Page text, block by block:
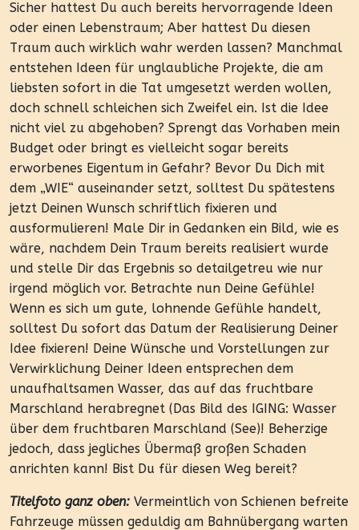
Sicher hattest Du auch bereits hervorragende Ideen
oder einen Lebenstraum; Aber hattest Du diesen
Traum auch wirklich wahr werden lassen? Manchmal
entstehen Ideen für unglaubliche Projekte, die am
liebsten sofort in die Tat umgesetzt werden wollen,
doch schnell schleichen sich Zweifel ein. Ist die Idee
nicht viel zu abgehoben? Sprengt das Vorhaben mein
Budget oder bringt es vielleicht sogar bereits
erworbenes Eigentum in Gefahr? Bevor Du Dich mit
dem „WIE“ auseinander setzt, solltest Du spätestens
jetzt Deinen Wunsch schriftlich fixieren und
ausformulieren! Male Dir in Gedanken ein Bild, wie es
wäre, nachdem Dein Traum bereits realisiert wurde
und stelle Dir das Ergebnis so detailgetreu wie nur
irgend möglich vor. Betrachte nun Deine Gefühle!
Wenn es sich um gute, lohnende Gefühle handelt,
solltest Du sofort das Datum der Realisierung Deiner
Idee fixieren! Deine Wünsche und Vorstellungen zur
Verwirklichung Deiner Ideen entsprechen dem
unaufhaltsamen Wasser, das auf das fruchtbare
Marschland herabregnet (Das Bild des IGING: Wasser
über dem fruchtbaren Marschland (See)! Beherzige
jedoch, dass jegliches Übermaß großen Schaden
anrichten kann! Bist Du für diesen Weg bereit?
Titelfoto ganz oben: Vermeintlich von Schienen befreite
Fahrzeuge müssen geduldig am Bahnübergang warten